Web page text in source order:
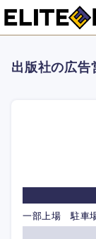
出版社の広告
一部上場 駐車